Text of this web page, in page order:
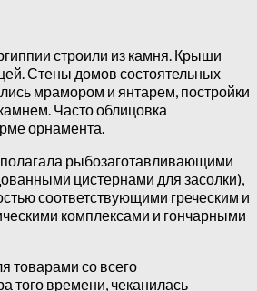
строили из камня. Крыши
Стены домов состоятельных
мрамором и янтарем, постройки
Часто облицовка
орнамента.
рыбозаготавливающими
цистернами для засолки),
соответствующими греческим и
комплексами и гончарными
товарами со всего
того времени, чеканилась